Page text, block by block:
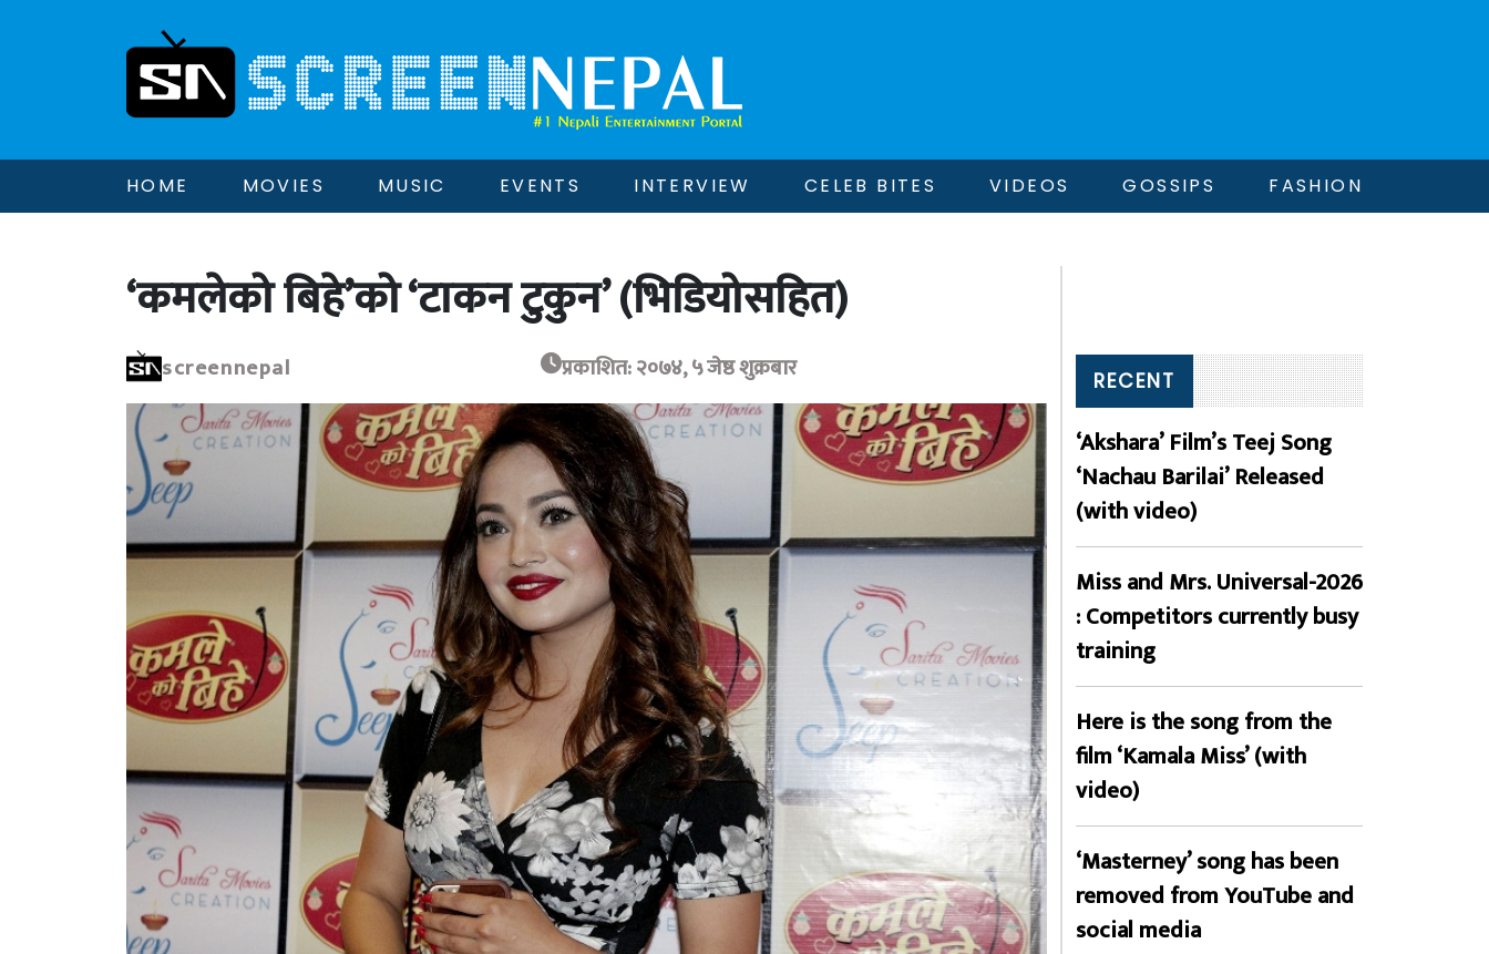
HOME MOVIES MUSIC EVENTS INTERVIEW CELEB BITES VIDEOS GOSSIPS FASHION
‘कमलेको बिहे’को ‘टाकन टुकुन’ (भिडियोसहित)
screennepal प्रकाशित: २०७४, ५ जेष्ठ शुक्रबार RECENT
‘Akshara’ Film’s Teej Song
‘Nachau Barilai’ Released
(with video)
Miss and Mrs. Universal-2026
: Competitors currently busy
training
Here is the song from the
film ‘Kamala Miss’ (with
video)
‘Masterney’ song has been
removed from YouTube and
social media